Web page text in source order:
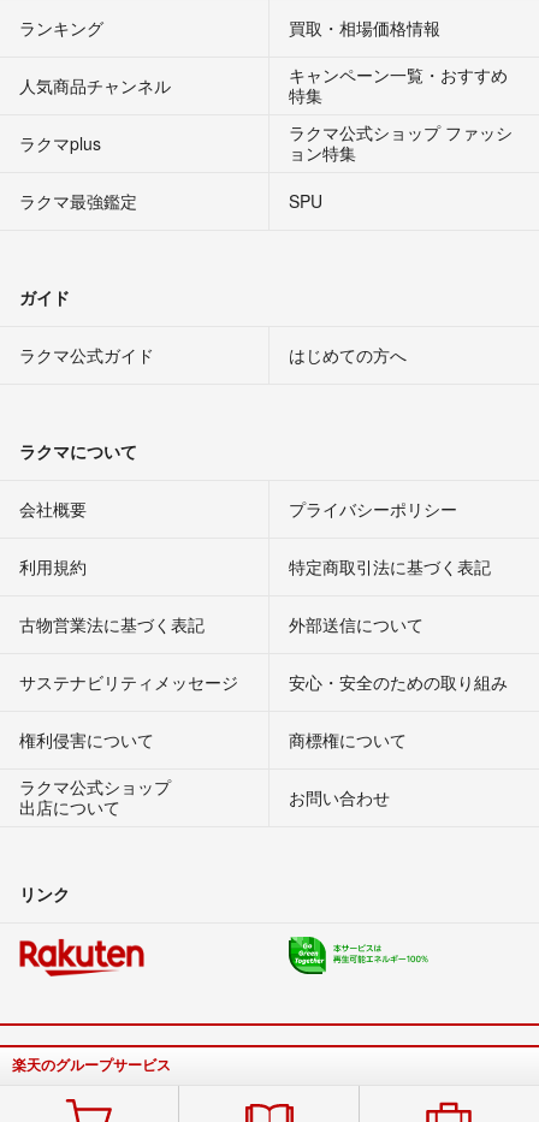
ランキング 買取・相場価格情報
人気商品チャンネル
キャンペーン一覧・おすすめ
特集
ラクマplus
ラクマ公式ショップ ファッシ
ョン特集
ラクマ最強鑑定
SPU
ガイド
ラクマ公式ガイド はじめての方へ
ラクマについて
会社概要 プライバシーポリシー
利用規約 特定商取引法に基づく表記
古物営業法に基づく表記 外部送信について
サステナビリティメッセージ 安心・安全のための取り組み
権利侵害について
商標権について
ラクマ公式ショップ
出店について
お問い合わせ
リンク
楽天のグループサービス